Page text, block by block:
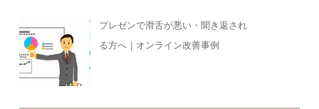
プレゼンで滑舌が悪い・聞き返され
る方へ｜オンライン改善事例